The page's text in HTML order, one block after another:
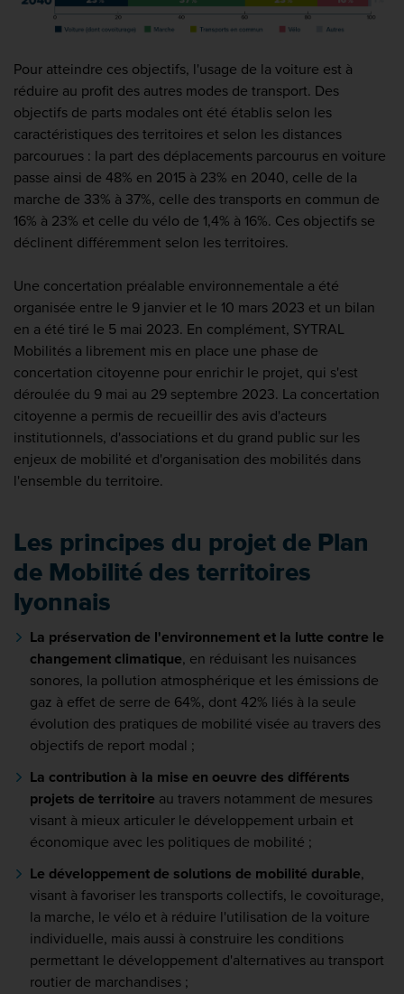
Pour atteindre ces objectifs, l'usage de la voiture est à
réduire au profit des autres modes de transport. Des
objectifs de parts modales ont été établis selon les
caractéristiques des territoires et selon les distances
parcourues : la part des déplacements parcourus en voiture
passe ainsi de 48% en 2015 à 23% en 2040, celle de la
marche de 33% à 37%, celle des transports en commun de
16% à 23% et celle du vélo de 1,4% à 16%. Ces objectifs se
déclinent différemment selon les territoires.
Une concertation préalable environnementale a été
organisée entre le 9 janvier et le 10 mars 2023 et un bilan
en a été tiré le 5 mai 2023. En complément, SYTRAL
Mobilités a librement mis en place une phase de
concertation citoyenne pour enrichir le projet, qui s'est
déroulée du 9 mai au 29 septembre 2023. La concertation
citoyenne a permis de recueillir des avis d'acteurs
institutionnels, d'associations et du grand public sur les
enjeux de mobilité et d'organisation des mobilités dans
l'ensemble du territoire.
Les principes du projet de Plan
de Mobilité des territoires
lyonnais
La préservation de l'environnement et la lutte contre le
changement climatique, en réduisant les nuisances
sonores, la pollution atmosphérique et les émissions de
gaz à effet de serre de 64%, dont 42% liés à la seule
évolution des pratiques de mobilité visée au travers des
objectifs de report modal ;
La contribution à la mise en oeuvre des différents
projets de territoire au travers notamment de mesures
visant à mieux articuler le développement urbain et
économique avec les politiques de mobilité ;
Le développement de solutions de mobilité durable,
visant à favoriser les transports collectifs, le covoiturage,
la marche, le vélo et à réduire l'utilisation de la voiture
individuelle, mais aussi à construire les conditions
permettant le développement d'alternatives au transport
routier de marchandises ;